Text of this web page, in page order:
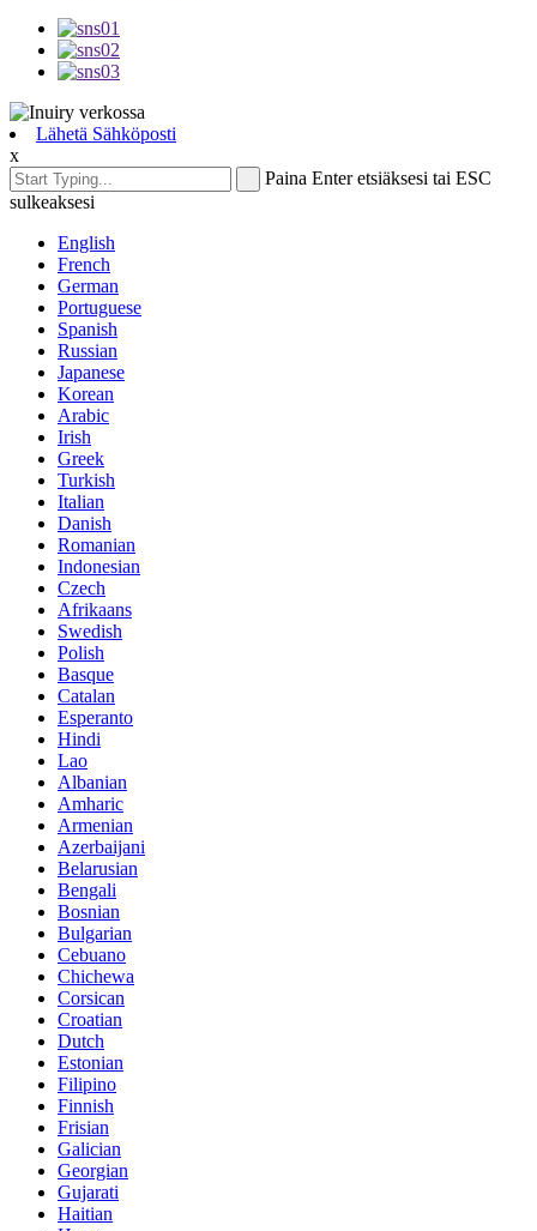
Lähetä Sähköposti
x
Paina Enter etsiäksesi tai ESC
sulkeaksesi
English
French
German
Portuguese
Spanish
Russian
Japanese
Korean
Arabic
Irish
Greek
Turkish
Italian
Danish
Romanian
Indonesian
Czech
Afrikaans
Swedish
Polish
Basque
Catalan
Esperanto
Hindi
Lao
Albanian
Amharic
Armenian
Azerbaijani
Belarusian
Bengali
Bosnian
Bulgarian
Cebuano
Chichewa
Corsican
Croatian
Dutch
Estonian
Filipino
Finnish
Frisian
Galician
Georgian
Gujarati
Haitian